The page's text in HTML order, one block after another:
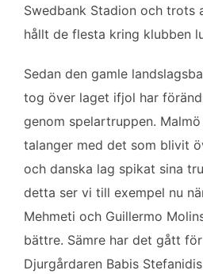
Swedbank Stadion och trots
hållt de flesta kring klubben
Sedan den gamle
tog över laget ifjol har
genom spelartruppen.
talanger med det som blivit
och danska lag spikat sina
detta ser vi till exempel nu
Mehmeti och Guillermo
bättre. Sämre har det gått
Djurgårdaren Babis